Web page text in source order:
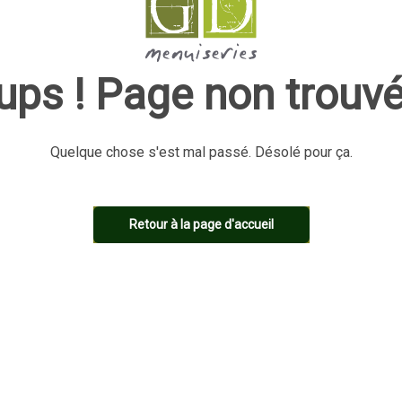
! Page non
Quelque chose s'est mal passé. Désolé pour ça.
Retour à la page d'accueil